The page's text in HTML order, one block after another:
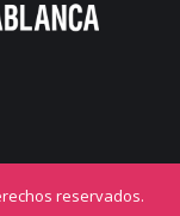
reservados.